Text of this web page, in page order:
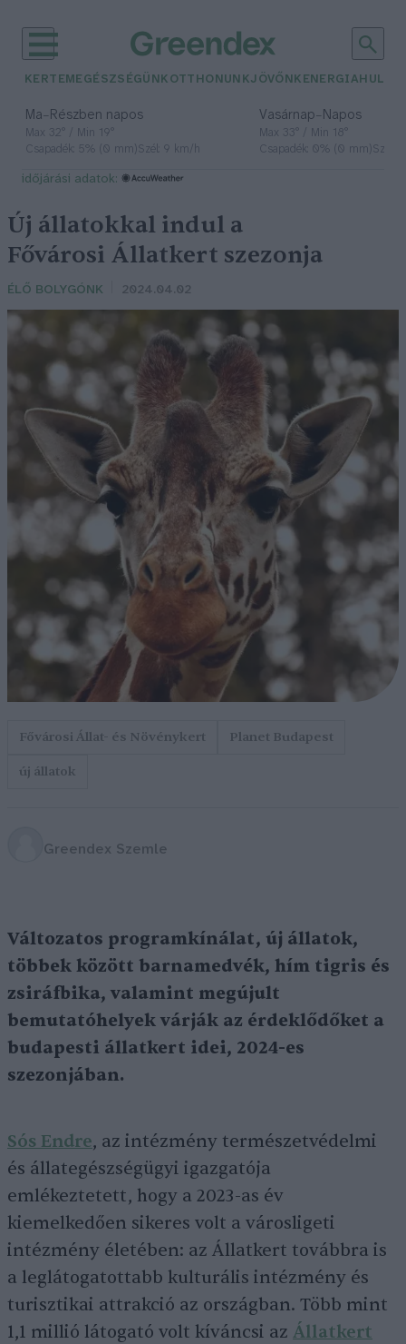
KERTEM EGÉSZSÉGÜNK OTTHONUNKJÖVŐNK ENERGIA
Ma– Részben napos
Max 32° / Min 19°
Csapadék: 5% (0 mm)Szél: 9 km/h
Vasárnap– Napos
Max 33° / Min 18°
Csapadék: 0% (0 mm)Szél:
időjárási adatok:
Új állatokkal indul a
Fővárosi Állatkert szezonja
ÉLŐ BOLYGÓNK 2024.04.02
Fővárosi Állat- és Növénykert
Planet Budapest
új állatok
Greendex Szemle
Változatos programkínálat, új állatok,
többek között barnamedvék, hím tigris és
zsiráfbika, valamint megújult
bemutatóhelyek várják az érdeklődőket a
budapesti állatkert idei, 2024-es
szezonjában.
Sós Endre, az intézmény természetvédelmi
és állategészségügyi igazgatója
emlékeztetett, hogy a 2023-as év
kiemelkedően sikeres volt a városligeti
intézmény életében: az Állatkert továbbra is
a leglátogatottabb kulturális intézmény és
turisztikai attrakció az országban. Több mint
1,1 millió látogató volt kíváncsi az Állatkert